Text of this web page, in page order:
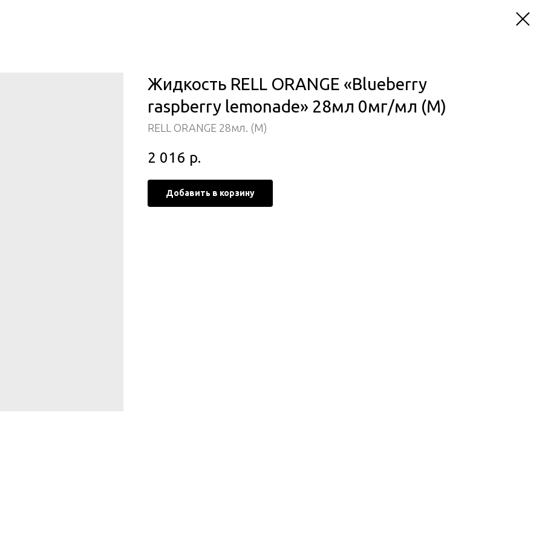
Жидкость RELL ORANGE «Blueberry
raspberry lemonade» 28мл 0мг/мл (M)
RELL ORANGE 28мл. (M)
2 016 р.
Добавить в корзину